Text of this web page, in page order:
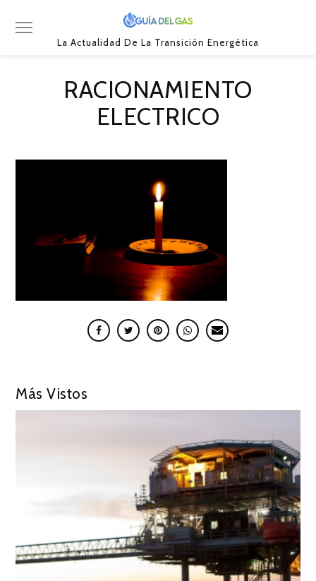
La Actualidad De La Transición Energética
RACIONAMIENTO
ELECTRICO
Más Vistos